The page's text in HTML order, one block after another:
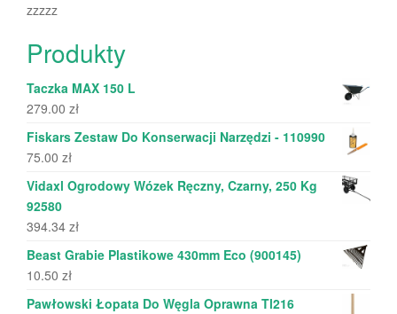
zzzzz
Produkty
Taczka MAX 150 L
279.00 zł
Fiskars Zestaw Do Konserwacji Narzędzi - 110990
75.00 zł
Vidaxl Ogrodowy Wózek Ręczny, Czarny, 250 Kg
92580
394.34 zł
Beast Grabie Plastikowe 430mm Eco (900145)
10.50 zł
Pawłowski Łopata Do Węgla Oprawna Tl216